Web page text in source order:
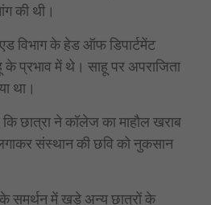
की थी।
विभाग के हेड ऑफ डिपार्टमेंट
के प्रभाव में थे। साहू पर अपराजिता
था।
छात्रा ने कॉलेज का माहौल खराब
संस्थान की छवि को नुकसान
के समर्थन में खड़े अन्य छात्रों के